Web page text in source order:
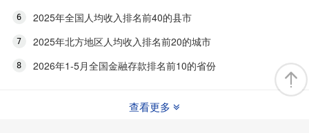
2025年全国人均收入排名前40的县市
2025年北方地区人均收入排名前20的城市
2026年1-5月全国金融存款排名前10的省份
查看更多